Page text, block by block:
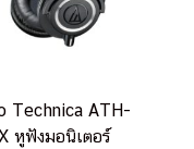
Technica ATH-
หูฟังมอนิเตอร์